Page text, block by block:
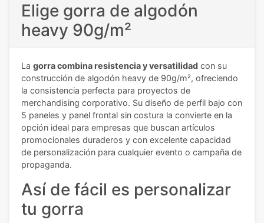
Elige gorra de algodón
heavy 90g/m²
La gorra combina resistencia y versatilidad con su
construcción de algodón heavy de 90g/m², ofreciendo
la consistencia perfecta para proyectos de
merchandising corporativo. Su diseño de perfil bajo con
5 paneles y panel frontal sin costura la convierte en la
opción ideal para empresas que buscan artículos
promocionales duraderos y con excelente capacidad
de personalización para cualquier evento o campaña de
propaganda.
Así de fácil es personalizar
tu gorra